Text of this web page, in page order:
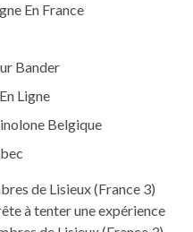
En France
Bander
Ligne
Belgique
de Lisieux (France 3)
à tenter une expérience